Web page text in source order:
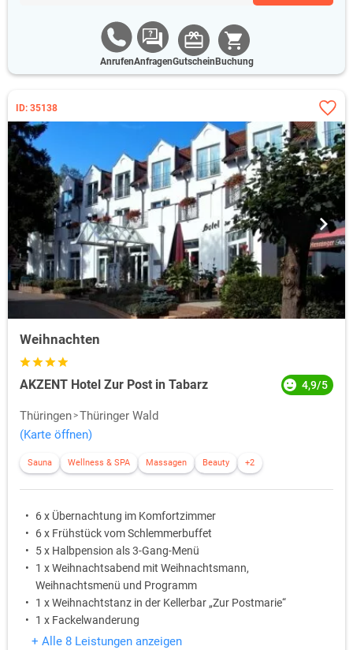
AnrufenAnfragenGutschein Buchung
ID: 35138
Weihnachten
AKZENT Hotel Zur Post in Tabarz 4,9/5
Thüringen Thüringer Wald
(Karte öffnen)
Sauna Wellness & SPA Massagen Beauty +2
6 x Übernachtung im Komfortzimmer
6 x Frühstück vom Schlemmerbuffet
5 x Halbpension als 3-Gang-Menü
1 x Weihnachtsabend mit Weihnachtsmann,
Weihnachtsmenü und Programm
1 x Weihnachtstanz in der Kellerbar „Zur Postmarie“
1 x Fackelwanderung
+ Alle 8 Leistungen anzeigen